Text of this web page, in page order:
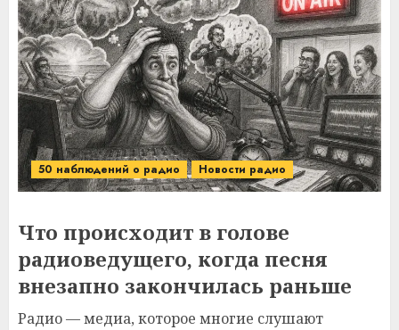
50 наблюдений о радио Новости радио
Что происходит в голове
радиоведущего, когда песня
внезапно закончилась раньше
Радио — медиа, которое многие слушают